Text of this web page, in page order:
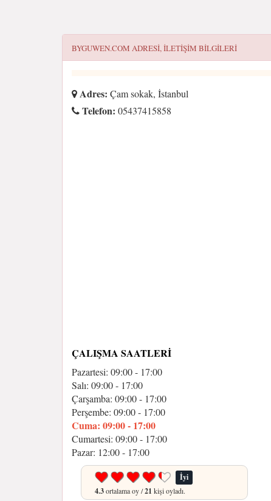
BYGUWEN.COM ADRESI, ILETIŞIM BILGILERI
Adres: Çam sokak, İstanbul
Telefon: 05437415858
ÇALIŞMA SAATLERI
Pazartesi: 09:00 - 17:00
Salı: 09:00 - 17:00
Çarşamba: 09:00 - 17:00
Perşembe: 09:00 - 17:00
Cuma: 09:00 - 17:00
Cumartesi: 09:00 - 17:00
Pazar: 12:00 - 17:00
İyi
4.3ortalama oy /21 kişi oyladı.